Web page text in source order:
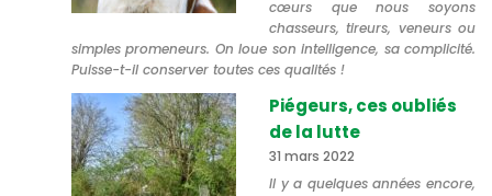
cœurs que nous soyons
chasseurs, tireurs, veneurs ou
simples promeneurs. On loue son intelligence, sa complicité.
Puisse-t-il conserver toutes ces qualités !
Piégeurs, ces oubliés
de la lutte
31 mars 2022
Il y a quelques années encore,